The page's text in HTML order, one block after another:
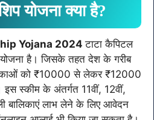
योजना क्या है?
Yojana 2024टाटा कैपिटल
योजना है। जिसके तहत देश के गरीब
को ₹10000 से लेकर ₹12000
इस स्कीम के अंतर्गत 11वीं, 12वीं,
बालिकाएं लाभ लेने के लिए आवेदन